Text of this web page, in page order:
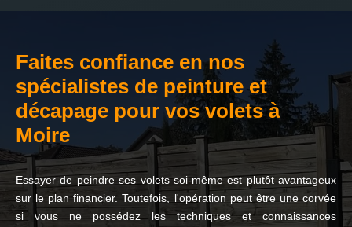
Faites confiance en nos
spécialistes de peinture et
décapage pour vos volets à
Moire
Essayer de peindre ses volets soi-même est plutôt avantageux
sur le plan financier. Toutefois, l'opération peut être une corvée
si vous ne possédez les techniques et connaissances